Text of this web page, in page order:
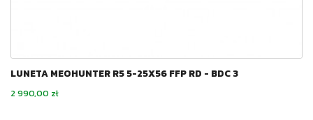
LUNETA MEOHUNTER R5 5-25X56 FFP RD - BDC 3
Cena
2 990,00 zł